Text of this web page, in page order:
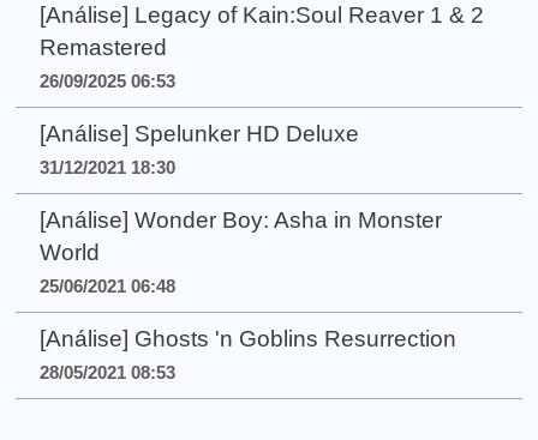
[Análise] Legacy of Kain:Soul Reaver 1 & 2
Remastered
26/09/2025 06:53
[Análise] Spelunker HD Deluxe
31/12/2021 18:30
[Análise] Wonder Boy: Asha in Monster
World
25/06/2021 06:48
[Análise] Ghosts 'n Goblins Resurrection
28/05/2021 08:53